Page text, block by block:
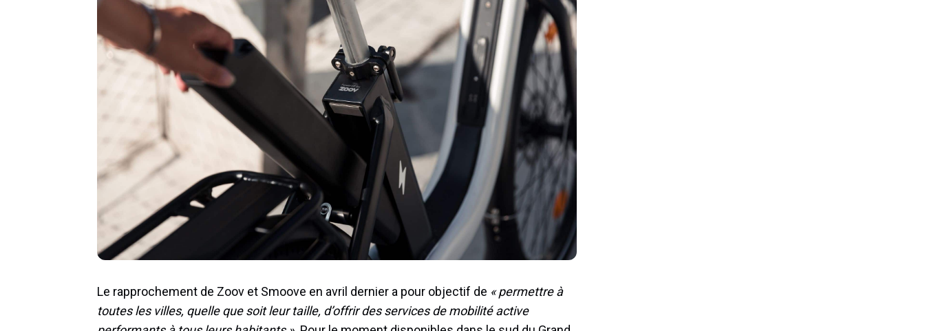
Le rapprochement de Zoov et Smoove en avril dernier a pour objectif de « permettre à
toutes les villes, quelle que soit leur taille, d’offrir des services de mobilité active